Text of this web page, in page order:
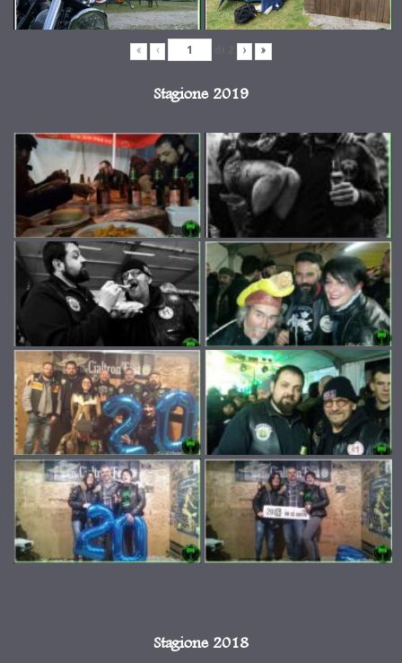
« ‹ › »
Stagione 2019
Stagione 2018